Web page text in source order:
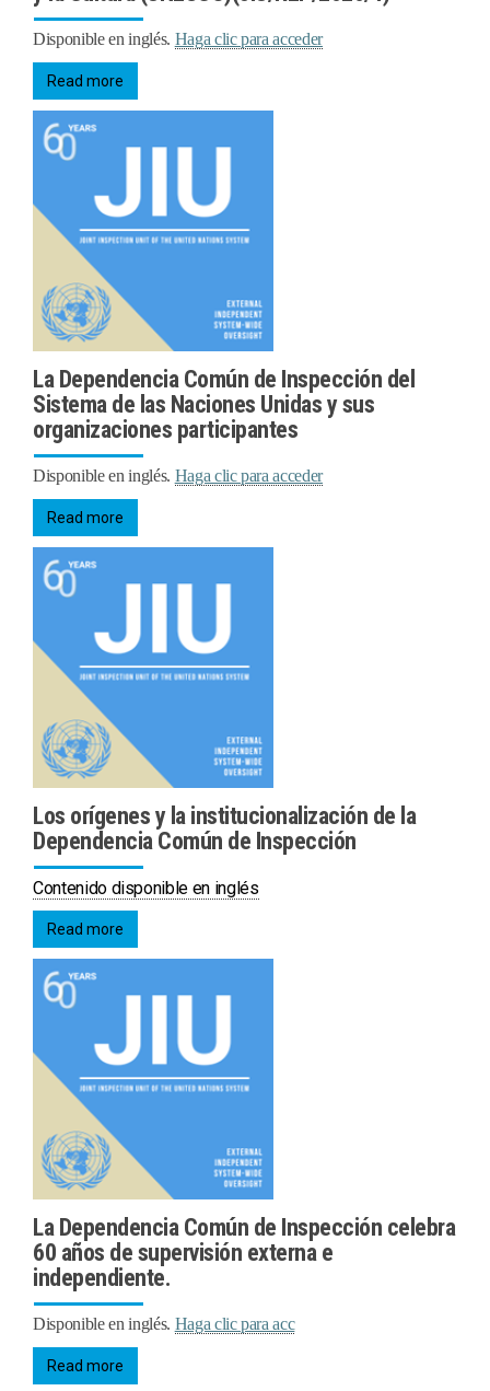
Disponible en inglés. Haga clic para acceder
Read more
La Dependencia Común de Inspección del
Sistema de las Naciones Unidas y sus
organizaciones participantes
Disponible en inglés. Haga clic para acceder
Read more
Los orígenes y la institucionalización de la
Dependencia Común de Inspección
Contenido disponible en inglés
Read more
La Dependencia Común de Inspección celebra
60 años de supervisión externa e
independiente.
Disponible en inglés. Haga clic para acc
Read more